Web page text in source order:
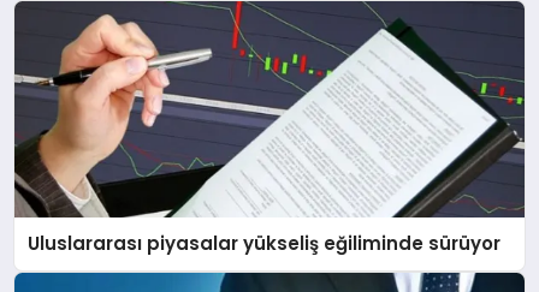
SPOR
TEKNOLOJI
Uluslararası piyasalar yükseliş eğiliminde sürüyor